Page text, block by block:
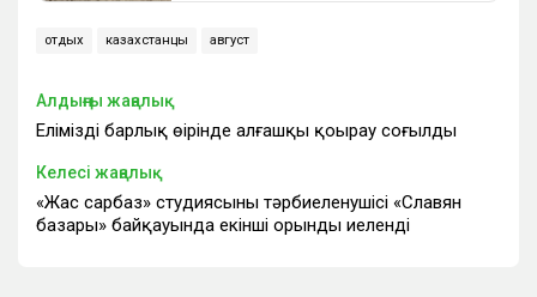
отдых казахстанцы август
Алдыңғы жаңалық
Еліміздің барлық өңірінде алғашқы қоңырау соғылды
Келесі жаңалық
«Жас сарбаз» студиясының тәрбиеленушісі «Славян
базары» байқауында екінші орынды иеленді